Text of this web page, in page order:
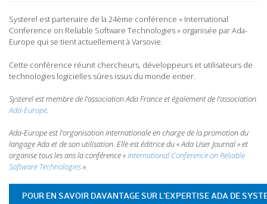
Systerel est partenaire de la 24ème conférence « International
Conference on Reliable Software Technologies » organisée par Ada-
Europe qui se tient actuellement à Varsovie.
Cette conférence réunit chercheurs, développeurs et utilisateurs de
technologies logicielles sûres issus du monde entier.
Systerel est membre de l’association Ada France et également de l’association
Ada-Europe.
Ada-Europe est l’organisation internationale en charge de la promotion du
langage Ada et de son utilisation. Elle est éditrice du « Ada User Journal » et
organise tous les ans la conférence «International Conference on Reliable
Software Technologies».
POUR EN SAVOIR DAVANTAGE SUR L’EXPERTISE ADA DE